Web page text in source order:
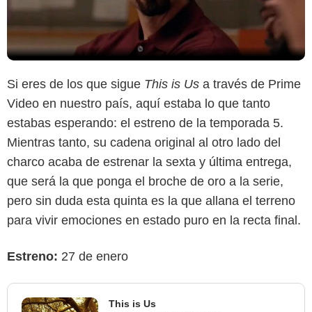
Si eres de los que sigue This is Us a través de Prime
Video en nuestro país, aquí estaba lo que tanto
estabas esperando: el estreno de la temporada 5.
Mientras tanto, su cadena original al otro lado del
charco acaba de estrenar la sexta y última entrega,
que será la que ponga el broche de oro a la serie,
pero sin duda esta quinta es la que allana el terreno
para vivir emociones en estado puro en la recta final.
Estreno: 27 de enero
This is Us